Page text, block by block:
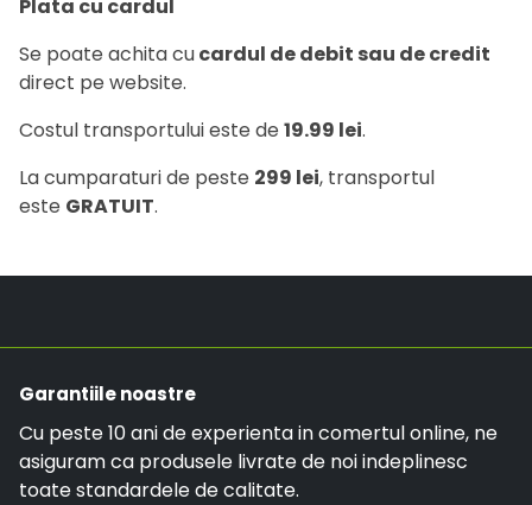
Plata cu cardul
Se poate achita cucardul de debit sau de credit
direct pe website.
Costul transportului este de 19.99 lei.
La cumparaturi de peste 299 lei, transportul
este GRATUIT.
Garantiile noastre
Cu peste 10 ani de experienta in comertul online, ne
asiguram ca produsele livrate de noi indeplinesc
toate standardele de calitate.